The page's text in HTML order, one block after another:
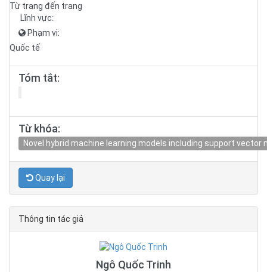
Từ trang đến trang
Lĩnh vực:
Phạm vi:
Quốc tế
Tóm tắt:
Từ khóa:
Novel hybrid machine learning models including support
Quay lại
Thông tin tác giả
Ngô Quốc Trinh